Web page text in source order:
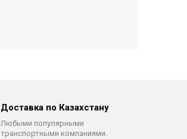
Доставка по Казахстану
Любыми популярными
транспортными компаниями.